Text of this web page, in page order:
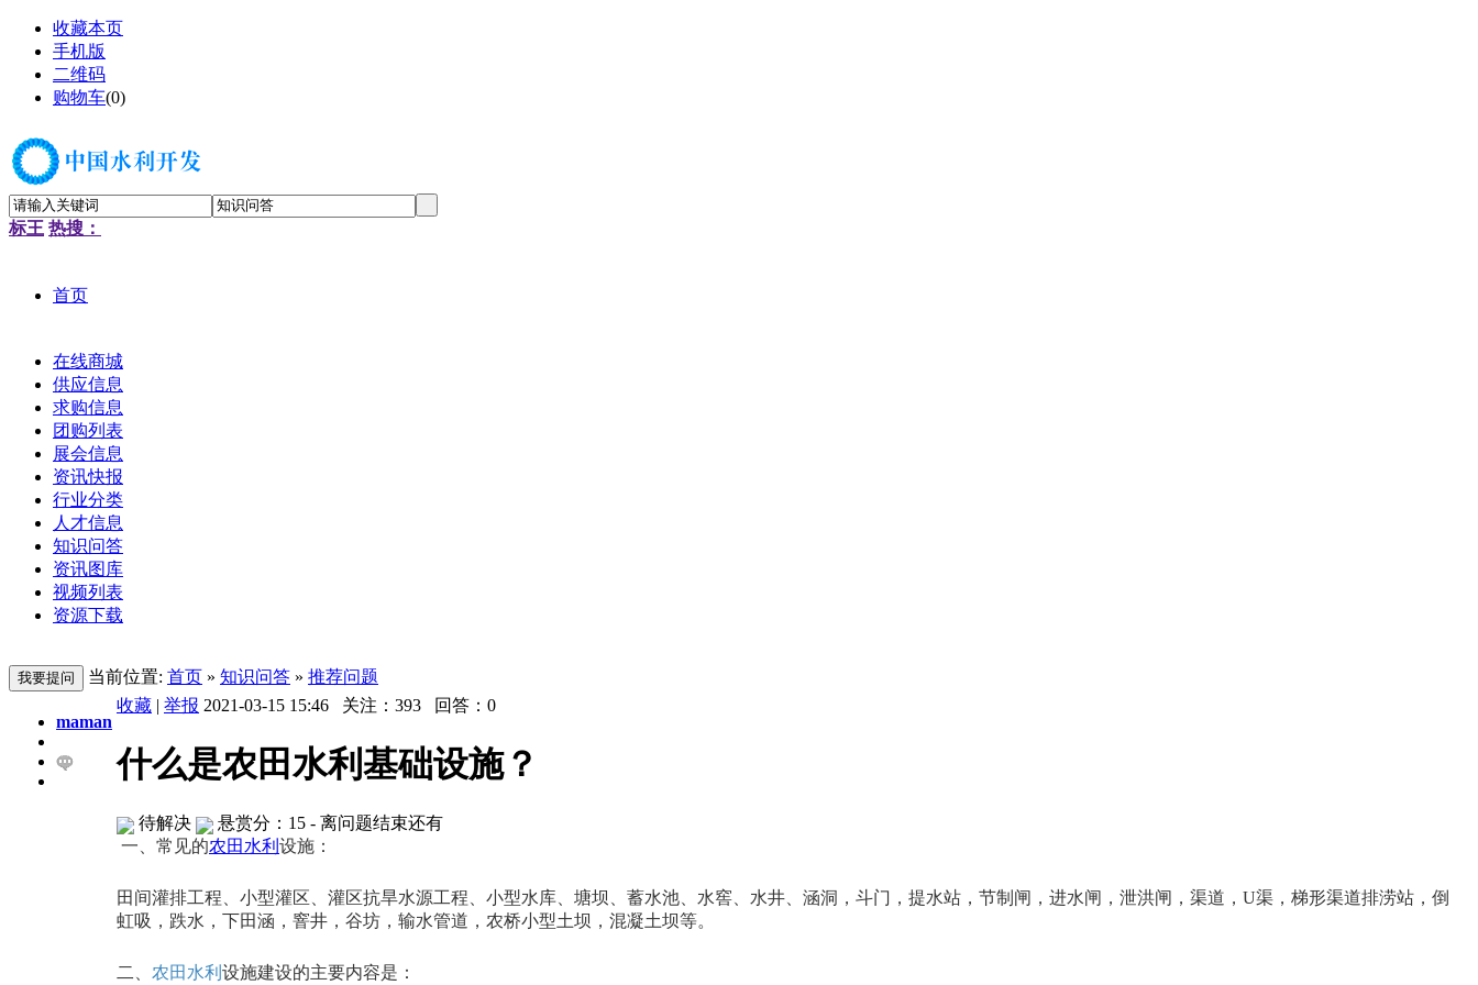
收藏本页
手机版
二维码
购物车(0)
标王 热搜：
首页
在线商城
供应信息
求购信息
团购列表
展会信息
资讯快报
行业分类
人才信息
知识问答
资讯图库
视频列表
资源下载
当前位置: 首页 » 知识问答 » 推荐问题
maman
收藏 | 举报 2021-03-15 15:46 关注： 393 回答： 0
什么是农田水利基础设施？
待解决 悬赏分：15 - 离问题结束还有
一、常见的农田水利 设施：
田间灌排工程、小型灌区、灌区抗旱水源工程、小型水库、塘坝、蓄水池、水窖、水井、涵洞，斗门，提水站，节制闸，进水闸，泄洪闸，渠道，U渠，梯形渠道排涝站，倒
虹吸，跌水，下田涵，窨井，谷坊，输水管道，农桥小型土坝，混凝土坝等。
二、 农田水利 设施建设的主要内容是：